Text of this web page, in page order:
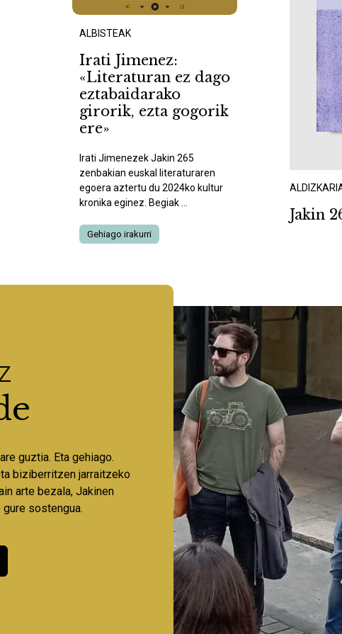
ALBISTEAK
Irati Jimenez:
«Literaturan ez dago
eztabaidarako
girorik, ezta gogorik
ere»
Irati Jimenezek Jakin 265
zenbakian euskal literaturaren
egoera aztertu du 2024ko kultur
kronika eginez. Begiak ...
Gehiago irakurri
Jakin
guztia. Eta gehiago.
biziberritzen jarraitzeko
arte bezala, Jakinen
sostengua.